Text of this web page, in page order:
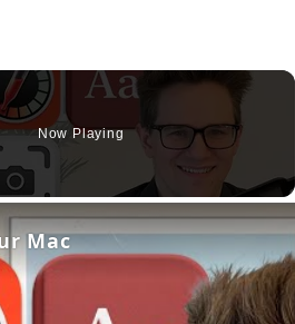
Now Playing
Mac